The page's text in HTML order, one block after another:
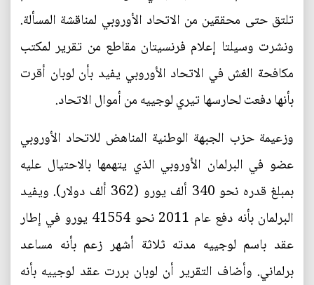
تلتق حتى محققين من الاتحاد الأوروبي لمناقشة المسألة.
ونشرت وسيلتا إعلام فرنسيتان مقاطع من تقرير لمكتب
مكافحة الغش في الاتحاد الأوروبي يفيد بأن لوبان أقرت
بأنها دفعت لحارسها تيري لوجييه من أموال الاتحاد.
وزعيمة حزب الجبهة الوطنية المناهض للاتحاد الأوروبي
عضو في البرلمان الأوروبي الذي يتهمها بالاحتيال عليه
بمبلغ قدره نحو 340 ألف يورو (362 ألف دولار). ويفيد
البرلمان بأنه دفع عام 2011 نحو 41554 يورو في إطار
عقد باسم لوجييه مدته ثلاثة أشهر زعم بأنه مساعد
برلماني. وأضاف التقرير أن لوبان بررت عقد لوجييه بأنه